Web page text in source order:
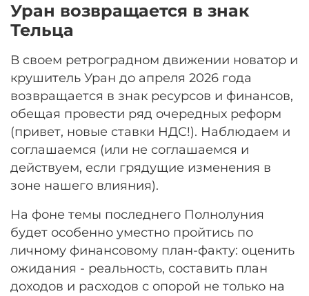
Уран возвращается в знак
Тельца
В своем ретроградном движении новатор и
крушитель Уран до апреля 2026 года
возвращается в знак ресурсов и финансов,
обещая провести ряд очередных реформ
(привет, новые ставки НДС!). Наблюдаем и
соглашаемся (или не соглашаемся и
действуем, если грядущие изменения в
зоне нашего влияния).
На фоне темы последнего Полнолуния
будет особенно уместно пройтись по
личному финансовому план-факту: оценить
ожидания - реальность, составить план
доходов и расходов с опорой не только на